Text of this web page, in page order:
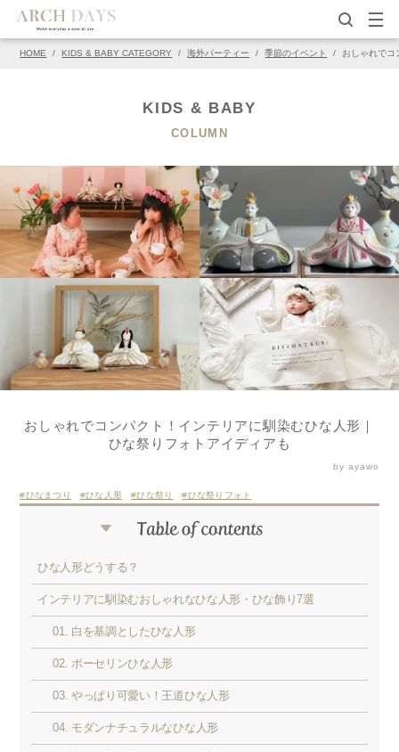
HOME / KIDS & BABY CATEGORY / 海外パーティー / 季節のイベント / おしゃれでコ
KIDS & BABY
COLUMN
おしゃれでコンパクト！インテリアに馴染むひな人形｜
ひな祭りフォトアイディアも
by ayawo
ひなまつり ひな人形 ひな祭り ひな祭りフォト
ひな人形どうする？
インテリアに馴染むおしゃれなひな人形・ひな飾り7選
01. 白を基調としたひな人形
02. ポーセリンひな人形
03. やっぱり可愛い！王道ひな人形
04. モダンナチュラルなひな人形
▽この写真の元ページ